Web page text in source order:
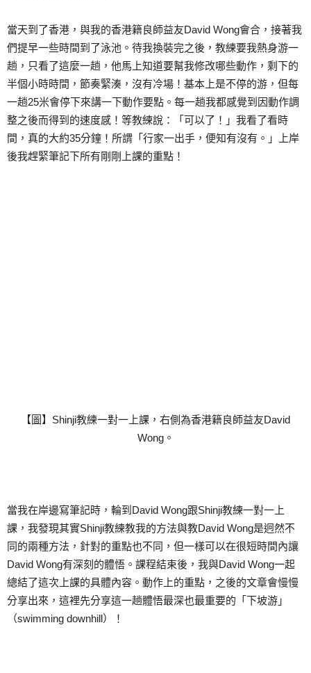
當天到了香港，與我的香港籍良師益友David Wong會合，接著我
們提早一些時間到了泳池。待我換裝完之後，教練要我熱身游一
趟，只看了這麼一趟，他馬上知道要幫我修改哪些動作，剩下的
半個小時時間，節奏緊湊，沒有冷場！基本上是不停的游，但每
一趟25米會停下來講一下動作要點。每一趟我都感覺到因動作調
整之後而得到的速度感！等教練說：「可以了！」我看了看時
間，真的大約35分鐘！所謂「行家一出手，便知有沒有。」上岸
後我趕緊筆記下所有剛剛上課的重點！
【圖】Shinji教練一對一上課，右側為香港籍良師益友David
Wong。
當我在岸邊寫筆記時，輪到David Wong跟Shinji教練一對一上
課，我發現其實Shinji教練教我的方法與教David Wong是迥然不
同的兩種方法，針對的重點也不同，但一樣可以在很短時間內讓
David Wong有深刻的體悟。課程結束後，我與David Wong一起
總結了這次上課的具體內容。動作上的重點，之後的文章會慢慢
分享出來，這裡先分享這一趟體悟最深也最重要的「下坡游」
（swimming downhill）！